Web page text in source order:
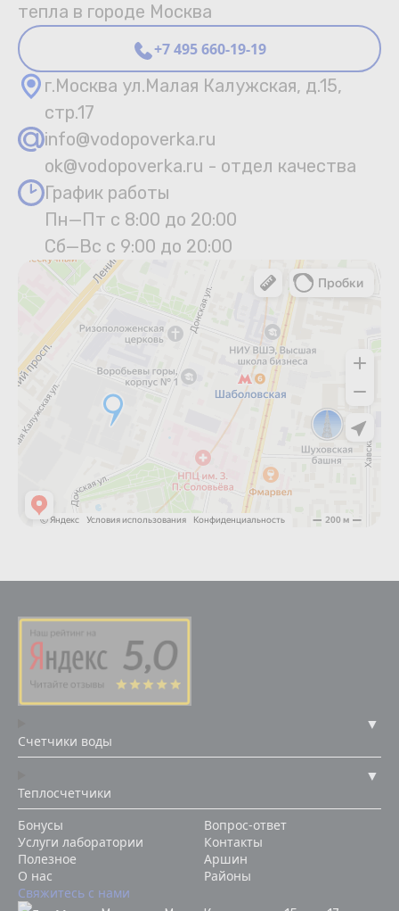
тепла в городе Москва
+7 495 660-19-19
г.Москва ул.Малая Калужская, д.15,
стр.17
info@vodopoverka.ru
ok@vodopoverka.ru - отдел качества
График работы
Пн—Пт с 8:00 до 20:00
Сб—Вс с 9:00 до 20:00
Счетчики воды
Теплосчетчики
Бонусы
Услуги лаборатории
Полезное
О нас
Вопрос-ответ
Контакты
Аршин
Районы
Свяжитесь с нами